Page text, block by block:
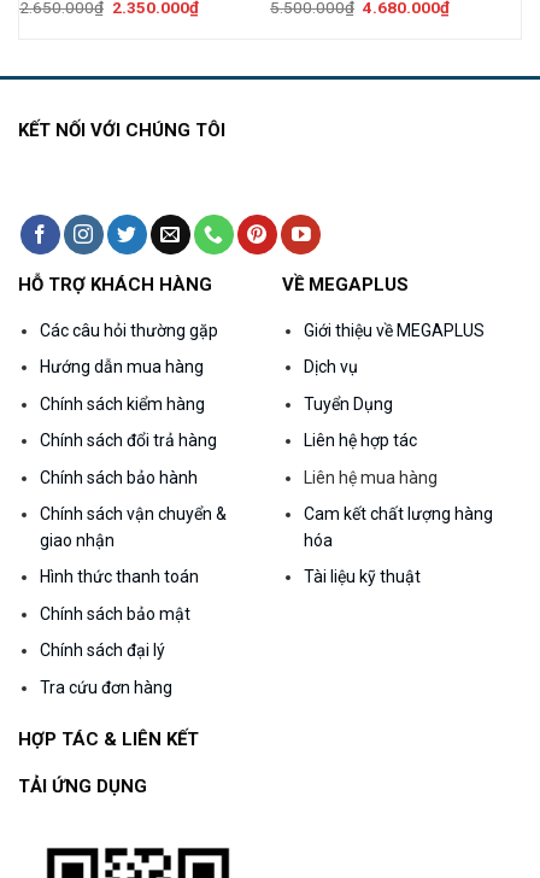
2.650.000₫ Giá
2.350.000₫Giá
5.500.000₫ Giá
4.680.000₫Giá
KẾT NỐI VỚI CHÚNG TÔI
HỖ TRỢ KHÁCH HÀNG
Các câu hỏi thường gặp
Hướng dẫn mua hàng
Chính sách kiểm hàng
Chính sách đổi trả hàng
Chính sách bảo hành
Chính sách vận chuyển &
giao nhận
Hình thức thanh toán
Chính sách bảo mật
Chính sách đại lý
Tra cứu đơn hàng
VỀ MEGAPLUS
Giới thiệu về MEGAPLUS
Dịch vụ
Tuyển Dụng
Liên hệ hợp tác
Liên hệ mua hàng
Cam kết chất lượng hàng
hóa
Tài liệu kỹ thuật
HỢP TÁC & LIÊN KẾT
TẢI ỨNG DỤNG